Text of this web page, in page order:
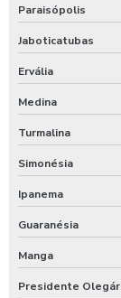
Timer de chuveiro
Timer para ducha
Valor para
Paraisópolis
Jaboticatubas
Ervália
Medina
Turmalina
Simonésia
Ipanema
Guaranésia
Manga
Presidente